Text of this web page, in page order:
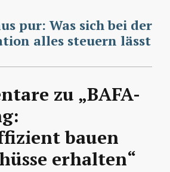
pur: Was sich bei der
alles steuern lässt
zu „BAFA-
bauen
erhalten“